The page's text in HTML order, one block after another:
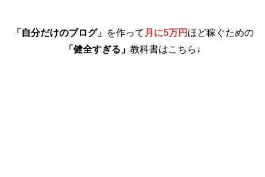
「自分だけのブログ」 を作って 月に5万円 ほど稼ぐための
「健全すぎる」 教科書はこちら↓